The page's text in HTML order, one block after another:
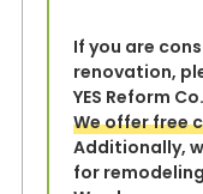
If you are
renovation,
YES Reform
We offer free
Additionally,
for